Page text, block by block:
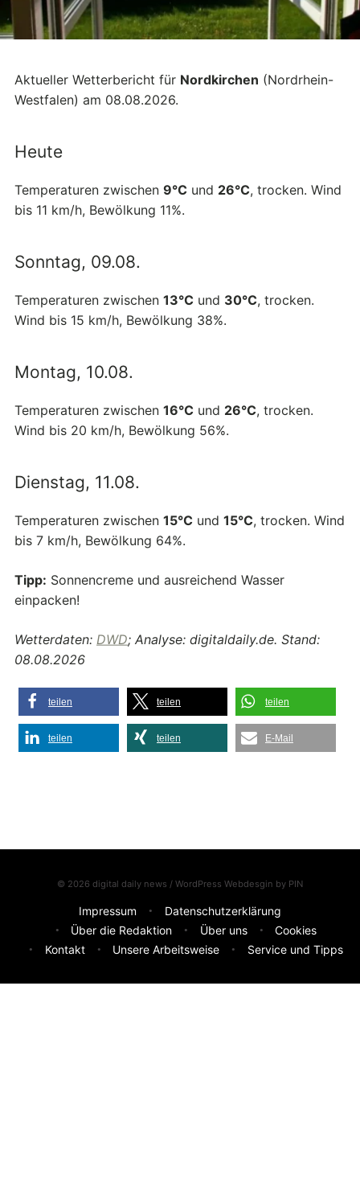
Aktueller Wetterbericht für Nordkirchen (Nordrhein-
Westfalen) am 08.08.2026.
Heute
Temperaturen zwischen 9°C und 26°C, trocken. Wind
bis 11 km/h, Bewölkung 11%.
Sonntag, 09.08.
Temperaturen zwischen 13°C und 30°C, trocken.
Wind bis 15 km/h, Bewölkung 38%.
Montag, 10.08.
Temperaturen zwischen 16°C und 26°C, trocken.
Wind bis 20 km/h, Bewölkung 56%.
Dienstag, 11.08.
Temperaturen zwischen 15°C und 15°C, trocken. Wind
bis 7 km/h, Bewölkung 64%.
Tipp: Sonnencreme und ausreichend Wasser
einpacken!
Wetterdaten: DWD; Analyse: digitaldaily.de. Stand:
08.08.2026
teilen teilen teilen
teilen teilen E-Mail
© 2026 digital daily news / WordPress Webdesgin by PIN
Impressum
Datenschutzerklärung
Über die Redaktion
Über uns
Cookies
Kontakt
Unsere Arbeitsweise Service und Tipps